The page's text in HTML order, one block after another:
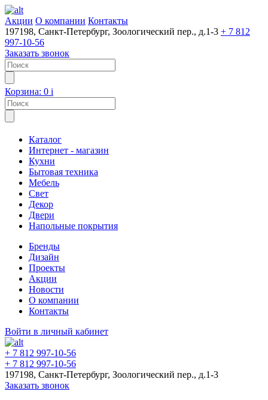
Акции О компании Контакты
197198, Санкт-Петербург, Зоологический пер., д.1-3 + 7 812
997-10-56
Заказать звонок
Корзина: 0 i
Каталог
Интернет - магазин
Кухни
Бытовая техника
Мебель
Свет
Декор
Двери
Напольные покрытия
Бренды
Дизайн
Проекты
Акции
Новости
О компании
Контакты
Войти в личный кабинет
+ 7 812 997-10-56
+ 7 812 997-10-56
197198, Санкт-Петербург, Зоологический пер., д.1-3
Заказать звонок